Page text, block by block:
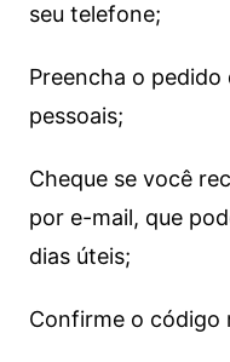
seu telefone;
Preencha o
pessoais;
Cheque se você
por e-mail, que
dias úteis;
Confirme o código